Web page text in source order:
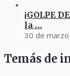
¡GOLPE
la …
30 de
Temás de